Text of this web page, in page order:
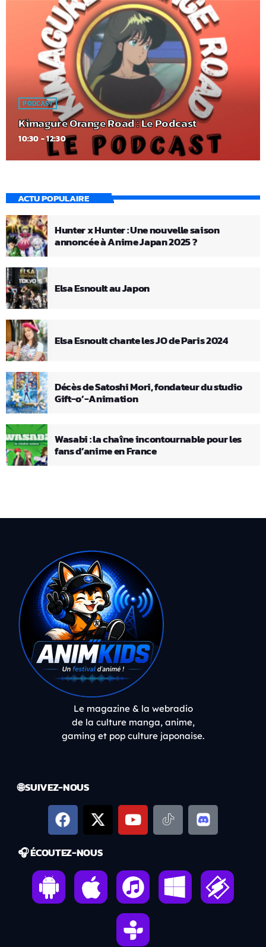
PODCAST
Kimagure Orange Road : Le Podcast
10:30 - 12:30
ACTU POPULAIRE
Hunter x Hunter : Une nouvelle saison
annoncée à Anime Japan 2025 ?
Elsa Esnoult au Japon
Elsa Esnoult chante les JO de Paris 2024
Décès de Satoshi Mori, fondateur du studio
Gift-o’-Animation
Wasabi : la chaîne incontournable pour les
fans d’anime en France
Le magazine & la webradio
de la culture manga, anime,
gaming et pop culture japonaise.
🌐 SUIVEZ-NOUS
🎧 ÉCOUTEZ-NOUS